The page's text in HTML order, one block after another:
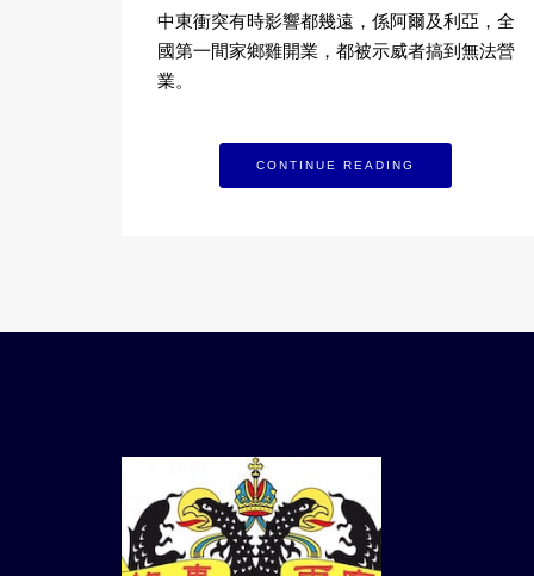
中東衝突有時影響都幾遠，係阿爾及利亞，全
國第一間家鄉雞開業，都被示威者搞到無法營
業。
CONTINUE READING